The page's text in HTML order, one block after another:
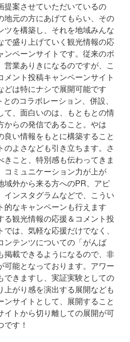
提案させていただいているの
地元の方にあげてもらい、その
ツを構築し、それを地域みんな
で盛り上げていく観光情報の応
ンペーンサイトです。従来のポ
営業ありきになるのですが、こ
ント投稿キャンペーンサイト
どは特にナシで展開可能です
のコラボレーション、併設、
て、面白いのは、もともとの情
からの発信であること。やは
良い情報をもとに構築すること
のよさなども引き立ちます。さ
きこと、特別感も伝わってきま
コミュニケーション力が上が
域外から来る方へのPR、アピ
インスタグラムなどで、こうい
的なキャンペーンも行えます
る観光情報の応援＆コメント投
は、気軽な応援だけでなく、
ンテンツについての「がんば
掲載できるようになるので、非
可能となっております。アワー
できますし、実証実験としての
上がり感を演出する展開なども
ンサイトとして、展開すること
イトから切り離しての展開が可
す！